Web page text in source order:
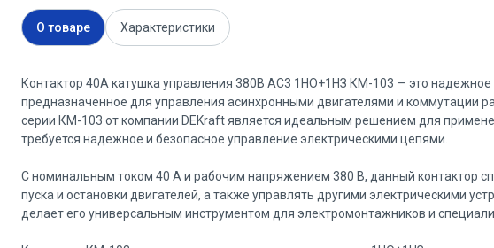
О товаре Характеристики
Контактор 40А катушка управления 380В АС3 1НО+1НЗ КМ-103 — это надежное
предназначенное для управления асинхронными двигателями и коммутации
серии КМ-103 от компании DEKraft является идеальным решением для
требуется надежное и безопасное управление электрическими цепями.
С номинальным током 40 А и рабочим напряжением 380 В, данный контактор
пуска и остановки двигателей, а также управлять другими электрическими
делает его универсальным инструментом для электромонтажников и